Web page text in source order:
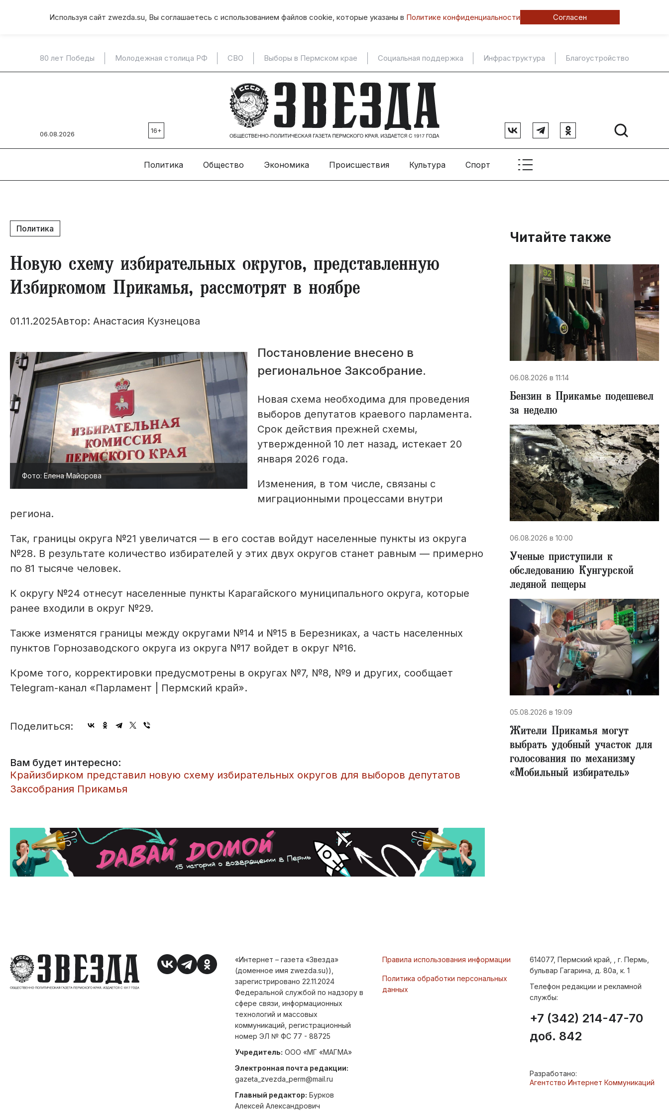
Используя сайт zwezda.su, Вы соглашаетесь с использованием файлов cookie, которые указаны в Политике конфиденциальности Согласен
80 лет Победы Молодежная столица РФ СВО Выборы в Пермском крае Социальная поддержка Инфраструктура Благоустройство
06.08.2026 16+
Политика Общество Экономика Происшествия Культура Спорт
Политика
Новую схему избирательных округов, представленную
Избиркомом Прикамья, рассмотрят в ноябре
01.11.2025Автор: Анастасия Кузнецова
Фото: Елена Майорова
Постановление внесено в
региональное Заксобрание.
Новая схема необходима для проведения
выборов депутатов краевого парламента.
Срок действия прежней схемы,
утвержденной 10 лет назад, истекает 20
января 2026 года.
Изменения, в том числе, связаны с
миграционными процессами внутри
региона.
Так, границы округа №21 увеличатся — в его состав войдут населенные пункты из округа
№28. В результате количество избирателей у этих двух округов станет равным — примерно
по 81 тысяче человек.
К округу №24 отнесут населенные пункты Карагайского муниципального округа, которые
ранее входили в округ №29.
Также изменятся границы между округами №14 и №15 в Березниках, а часть населенных
пунктов Горнозаводского округа из округа №17 войдет в округ №16.
Кроме того, корректировки предусмотрены в округах №7, №8, №9 и других, сообщает
Telegram-канал «Парламент | Пермский край».
Поделиться:
Вам будет интересно:
​Крайизбирком представил новую схему избирательных округов для выборов депутатов
Заксобрания Прикамья
Читайте также
06.08.2026 в 11:14
Бензин в Прикамье подешевел
за неделю
06.08.2026 в 10:00
Ученые приступили к
обследованию Кунгурской
ледяной пещеры
05.08.2026 в 19:09
Жители Прикамья могут
выбрать удобный участок для
голосования по механизму
«Мобильный избиратель»
«Интернет – газета «Звезда»
(доменное имя zwezda.su)),
зарегистрировано 22.11.2024
Федеральной службой по надзору в
сфере связи, информационных
технологий и массовых
коммуникаций, регистрационный
номер ЭЛ № ФС 77 - 88725
Учредитель: ООО «МГ «МАГМА»
Электронная почта редакции:
gazeta_zvezda_perm@mail.ru
Главный редактор: Бурков
Алексей Александрович
Правила использования информации
Политика обработки персональных
данных
614077, Пермский край, , г. Пермь,
бульвар Гагарина, д. 80а, к. 1
Телефон редакции и рекламной
службы:
+7 (342) 214-47-70
доб. 842
Разработано:
Агентство Интернет Коммуникаций